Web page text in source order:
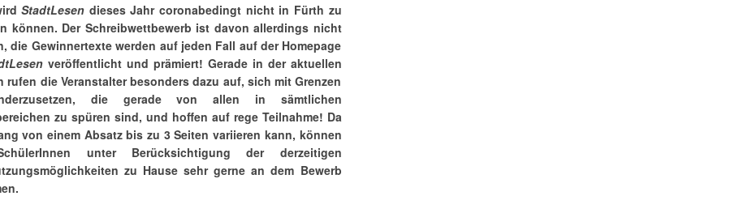
StadtLesen dieses Jahr coronabedingt nicht in Fürth zu
können. Der Schreibwettbewerb ist davon allerdings nicht
die Gewinnertexte werden auf jeden Fall auf der Homepage
veröffentlicht und prämiert! Gerade in der aktuellen
rufen die Veranstalter besonders dazu auf, sich mit Grenzen
die gerade von allen in sämtlichen
zu spüren sind, und hoffen auf rege Teilnahme! Da
von einem Absatz bis zu 3 Seiten variieren kann, können
unter Berücksichtigung der derzeitigen
zu Hause sehr gerne an dem Bewerb